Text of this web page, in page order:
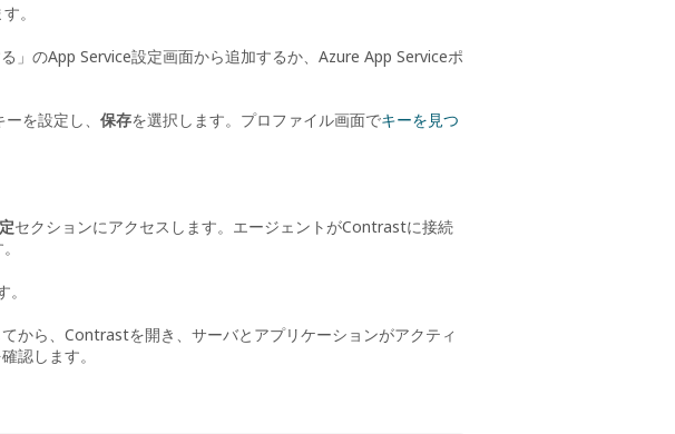
。
」のApp Service設定画面から追加するか、Azure App Serviceポ
を設定し、 保存を選択します。プロファイル画面でキーを見つ
セクションにアクセスします。エージェントがContrastに接続
から、Contrastを開き、サーバとアプリケーションがアクティ
認します。